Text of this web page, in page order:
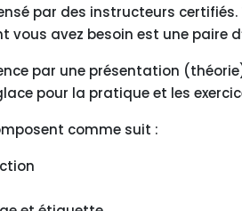
par des instructeurs
vous avez besoin est une paire
par une présentation
pour la pratique et les
comme suit :